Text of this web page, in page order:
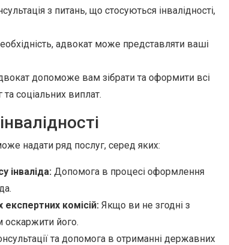
з питань, що стосуються інвалідності,
адвокат може представляти ваші
допоможе вам зібрати та оформити всі
соціальних виплат.
надати ряд послуг, серед яких:
інваліда: Допомога в процесі оформлення
комісій: Якщо ви не згодні з
оскаржити його.
та допомога в отриманні державних